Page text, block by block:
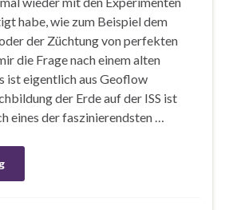
habe, wie zum Beispiel dem
der Züchtung von perfekten
die Frage nach einem alten
ist eigentlich aus Geoflow
der Erde auf der ISS ist
eines der faszinierendsten …